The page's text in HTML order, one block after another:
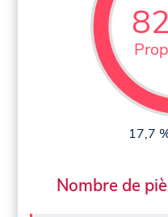
17,7
Nombre de